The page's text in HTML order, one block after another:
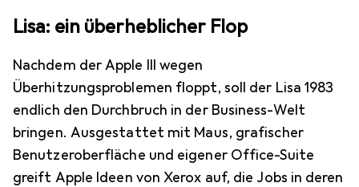
Lisa: ein überheblicher Flop
Nachdem der Apple III wegen
Überhitzungsproblemen floppt, soll der Lisa 1983
endlich den Durchbruch in der Business-Welt
bringen. Ausgestattet mit Maus, grafischer
Benutzeroberfläche und eigener Office-Suite
greift Apple Ideen von Xerox auf, die Jobs in deren